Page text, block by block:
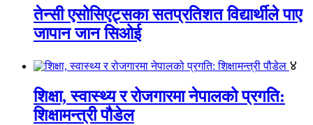
तेन्सी एसोसिएट्सका सतप्रतिशत विद्यार्थीले पाए
जापान जान सिओई
४
शिक्षा, स्वास्थ्य र रोजगारमा नेपालको प्रगति:
शिक्षामन्त्री पौडेल